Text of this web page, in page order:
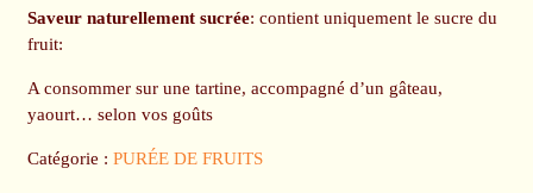
Saveur naturellement sucrée: contient uniquement le sucre du
fruit:
A consommer sur une tartine, accompagné d’un gâteau,
yaourt… selon vos goûts
Catégorie : PURÉE DE FRUITS